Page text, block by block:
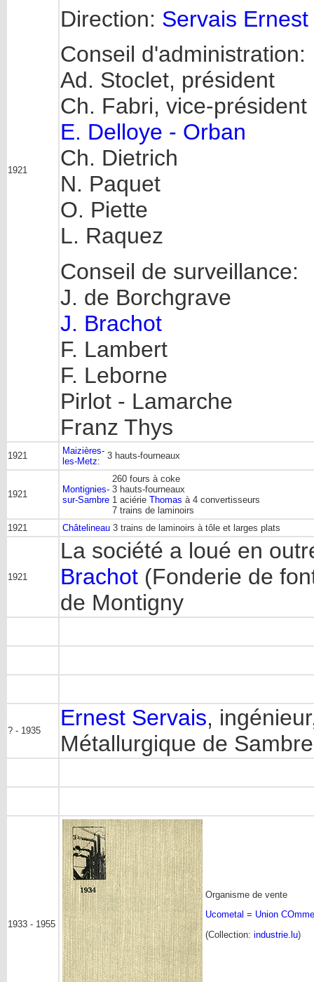
1921
Direction: Servais Ernest
Conseil d'administration:
Ad. Stoclet, président
Ch. Fabri, vice-président
E. Delloye - Orban
Ch. Dietrich
N. Paquet
O. Piette
L. Raquez
Conseil de surveillance:
J. de Borchgrave
J. Brachot
F. Lambert
F. Leborne
Pirlot - Lamarche
Franz Thys
1921
Maizières-
les-Metz:
3 hauts-fourneaux
1921
Montignies-
sur-Sambre
260 fours à coke
3 hauts-fourneaux
1 aciérie Thomas à 4 convertisseurs
7 trains de laminoirs
1921
Châtelineau 3 trains de laminoirs à tôle et larges plats
1921
La société a loué en
Brachot (Fonderie de
de Montigny
? - 1935
Ernest Servais,
Métallurgique de
1933 - 1955
Organisme de vente
Ucometal = Union
(Collection: industrie.lu)